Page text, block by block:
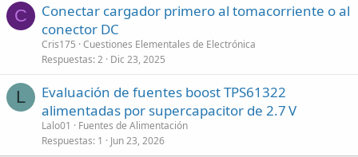
C
Conectar cargador primero al tomacorriente o al
conector DC
Cris175 Cuestiones Elementales de Electrónica
Respuestas 2 Dic 23, 2025
L
Evaluación de fuentes boost TPS61322
alimentadas por supercapacitor de 2.7 V
Lalo01
Fuentes de Alimentación
Respuestas 1 Jun 23, 2026